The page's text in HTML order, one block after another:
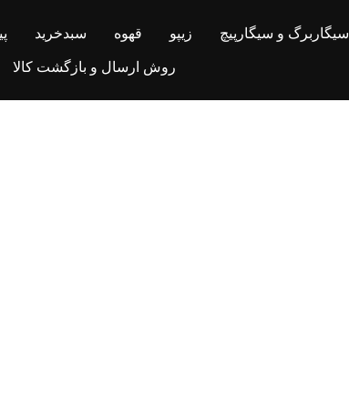
سیگاربرگ و سیگارپیچ زیپو قهوه سبدخرید
روش ارسال و بازگشت کالا